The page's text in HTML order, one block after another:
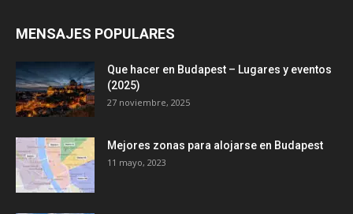
MENSAJES POPULARES
Que hacer en Budapest – Lugares y eventos
(2025)
27 noviembre, 2025
Mejores zonas para alojarse en Budapest
11 mayo, 2023